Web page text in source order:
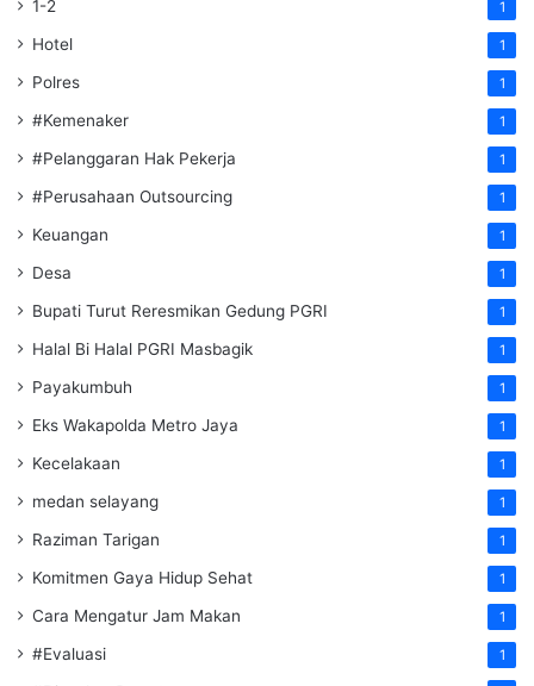
1-2 1
Hotel 1
Polres 1
#Kemenaker 1
#Pelanggaran Hak Pekerja 1
#Perusahaan Outsourcing 1
Keuangan 1
Desa 1
Bupati Turut Reresmikan Gedung PGRI 1
Halal Bi Halal PGRI Masbagik 1
Payakumbuh 1
Eks Wakapolda Metro Jaya 1
Kecelakaan 1
medan selayang 1
Raziman Tarigan 1
Komitmen Gaya Hidup Sehat 1
Cara Mengatur Jam Makan 1
#Evaluasi 1